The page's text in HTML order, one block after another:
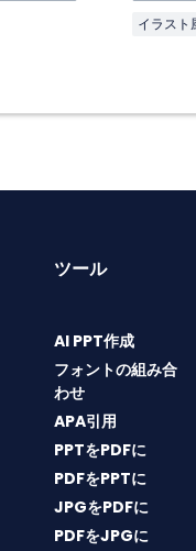
イラスト
ツール
AI PPT作成
フォントの組み合
わせ
APA引用
PPTをPDFに
PDFをPPTに
JPGをPDFに
PDFをJPGに